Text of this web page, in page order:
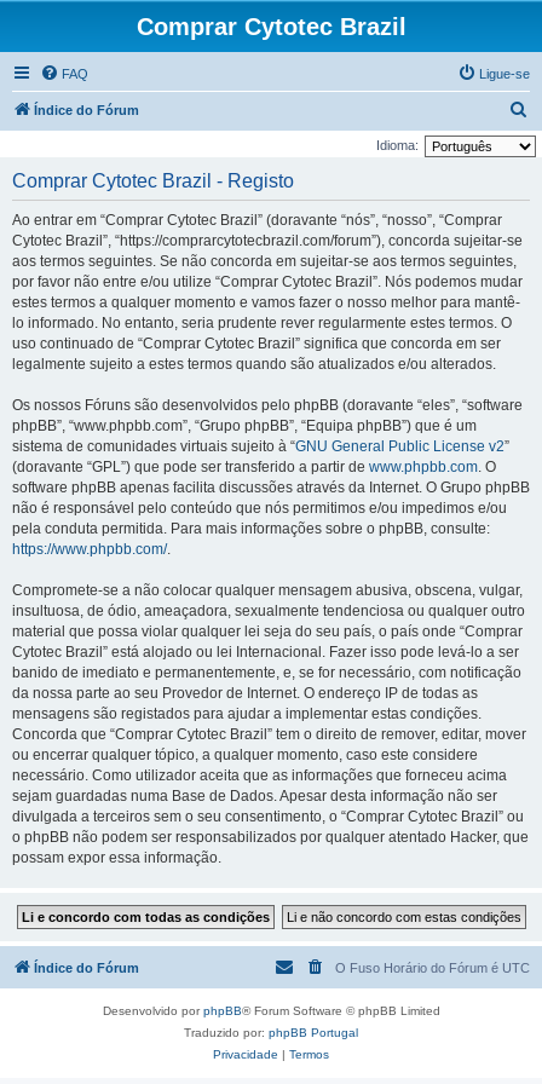
Comprar Cytotec Brazil
FAQ Ligue-se
Índice do Fórum
e
Idioma:
Comprar Cytotec Brazil - Registo
Ao entrar em “Comprar Cytotec Brazil” (doravante “nós”, “nosso”, “Comprar
Cytotec Brazil”, “https://comprarcytotecbrazil.com/forum”), concorda sujeitar-se
aos termos seguintes. Se não concorda em sujeitar-se aos termos seguintes,
por favor não entre e/ou utilize “Comprar Cytotec Brazil”. Nós podemos mudar
estes termos a qualquer momento e vamos fazer o nosso melhor para mantê-
lo informado. No entanto, seria prudente rever regularmente estes termos. O
uso continuado de “Comprar Cytotec Brazil” significa que concorda em ser
legalmente sujeito a estes termos quando são atualizados e/ou alterados.
Os nossos Fóruns são desenvolvidos pelo phpBB (doravante “eles”, “software
phpBB”, “www.phpbb.com”, “Grupo phpBB”, “Equipa phpBB”) que é um
sistema de comunidades virtuais sujeito à “GNU General Public License v2”
(doravante “GPL”) que pode ser transferido a partir de www.phpbb.com. O
software phpBB apenas facilita discussões através da Internet. O Grupo phpBB
não é responsável pelo conteúdo que nós permitimos e/ou impedimos e/ou
pela conduta permitida. Para mais informações sobre o phpBB, consulte:
https://www.phpbb.com/.
Compromete-se a não colocar qualquer mensagem abusiva, obscena, vulgar,
insultuosa, de ódio, ameaçadora, sexualmente tendenciosa ou qualquer outro
material que possa violar qualquer lei seja do seu país, o país onde “Comprar
Cytotec Brazil” está alojado ou lei Internacional. Fazer isso pode levá-lo a ser
banido de imediato e permanentemente, e, se for necessário, com notificação
da nossa parte ao seu Provedor de Internet. O endereço IP de todas as
mensagens são registados para ajudar a implementar estas condições.
Concorda que “Comprar Cytotec Brazil” tem o direito de remover, editar, mover
ou encerrar qualquer tópico, a qualquer momento, caso este considere
necessário. Como utilizador aceita que as informações que forneceu acima
sejam guardadas numa Base de Dados. Apesar desta informação não ser
divulgada a terceiros sem o seu consentimento, o “Comprar Cytotec Brazil” ou
o phpBB não podem ser responsabilizados por qualquer atentado Hacker, que
possam expor essa informação.
Índice do Fórum O Fuso Horário do Fórum é UTC
Desenvolvido porphpBB® Forum Software © phpBB Limited
Traduzido por: phpBB Portugal
Privacidade | Termos